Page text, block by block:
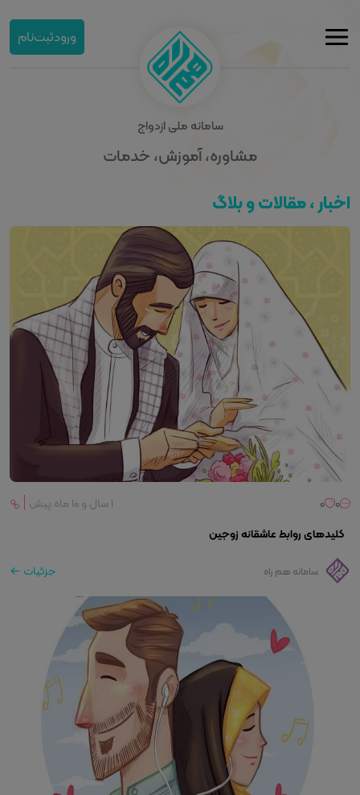
ورودثبت‌نام
سامانه ملی ازدواج
مشاوره، آموزش، خدمات
اخبار ، مقالات و بلاگ
0
0 ۱ سال و ۱۰ ماه پیش
کلیدهای روابط عاشقانه زوجین
سامانه هم راه جزئیات